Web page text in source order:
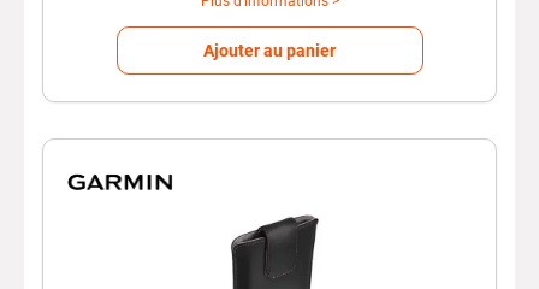
Ajouter au panier